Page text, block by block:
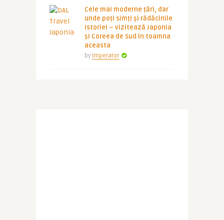
Cele mai moderne țări, dar
unde poți simți și rădăcinile
istoriei – vizitează Japonia
și Coreea de Sud în toamna
aceasta
by Imperator